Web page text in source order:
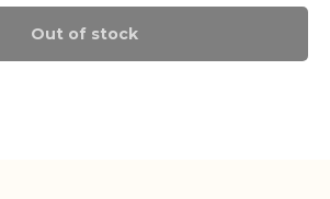
Out of stock